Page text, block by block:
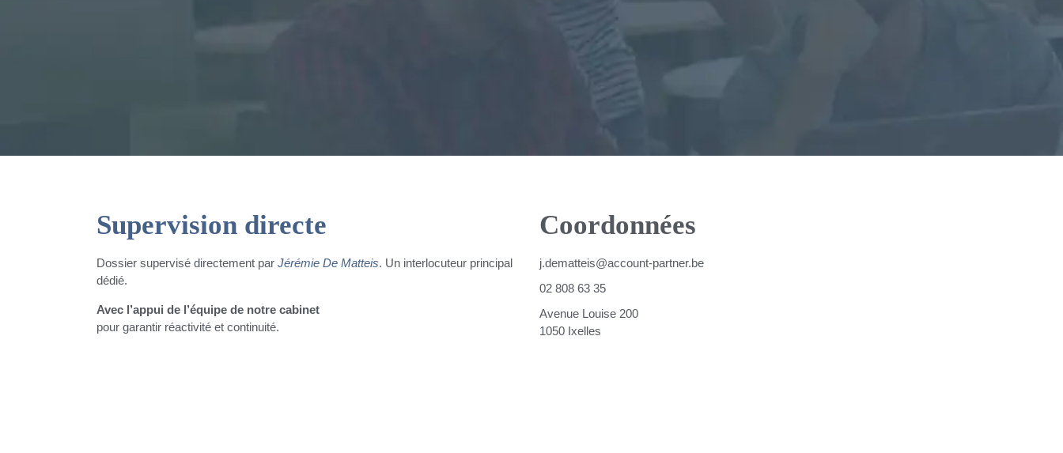
Supervision directe
Dossier supervisé directement par Jérémie De Matteis. Un interlocuteur principal
dédié.
Avec l’appui de l’équipe de notre cabinet
pour garantir réactivité et continuité.
Coordonnées
j.dematteis@account-partner.be
02 808 63 35
Avenue Louise 200
1050 Ixelles